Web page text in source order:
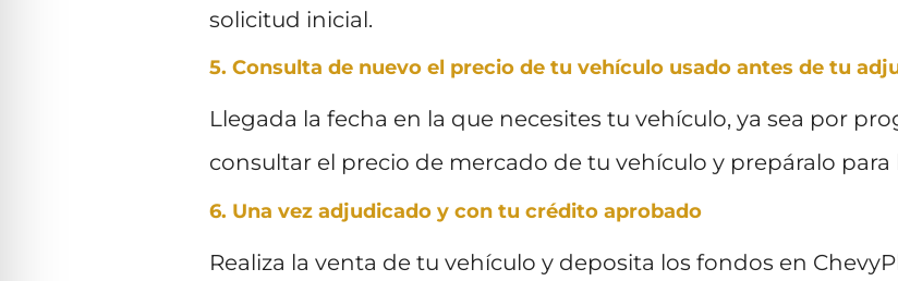
solicitud inicial.
5. Consulta de nuevo el precio de tu vehículo usado antes de tu
Llegada la fecha en la que necesites tu vehículo, ya sea por
consultar el precio de mercado de tu vehículo y prepáralo para
6. Una vez adjudicado y con tu crédito aprobado
Realiza la venta de tu vehículo y deposita los fondos en